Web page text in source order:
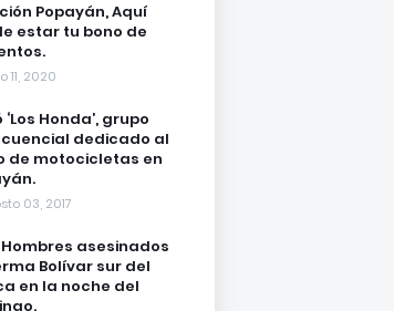
Popayán, Aquí
estar tu bono de
11, 2020
‘Los Honda’, grupo
dedicado al
de motocicletas en
03, 2017
asesinados
Bolívar sur del
en la noche del